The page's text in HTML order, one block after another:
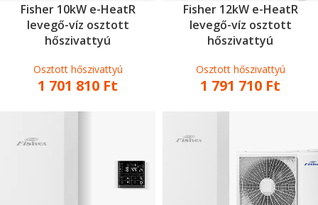
Fisher 10kW e-HeatR
levegő-víz osztott
hőszivattyú
Osztott hőszivattyú
1 701 810 Ft
Fisher 12kW e-HeatR
levegő-víz osztott
hőszivattyú
Osztott hőszivattyú
1 791 710 Ft